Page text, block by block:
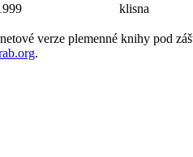
klisna
verze plemenné knihy pod
.